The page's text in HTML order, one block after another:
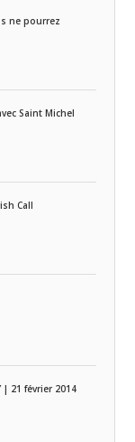
ne pourrez
Saint Michel
Call
| 21 février 2014